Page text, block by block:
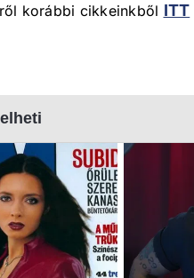
korábbi cikkeinkből ITT